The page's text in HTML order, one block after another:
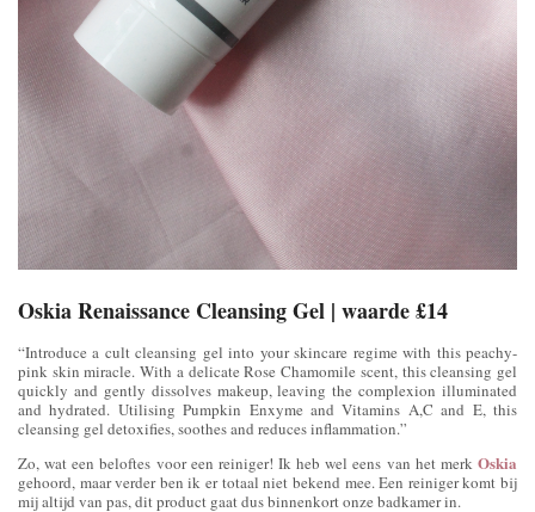
Oskia Renaissance Cleansing Gel | waarde £14
“Introduce a cult cleansing gel into your skincare regime with this peachy-
pink skin miracle. With a delicate Rose Chamomile scent, this cleansing gel
quickly and gently dissolves makeup, leaving the complexion illuminated
and hydrated. Utilising Pumpkin Enxyme and Vitamins A,C and E, this
cleansing gel detoxifies, soothes and reduces inflammation.”
Zo, wat een beloftes voor een reiniger! Ik heb wel eens van het merk Oskia
gehoord, maar verder ben ik er totaal niet bekend mee. Een reiniger komt bij
mij altijd van pas, dit product gaat dus binnenkort onze badkamer in.